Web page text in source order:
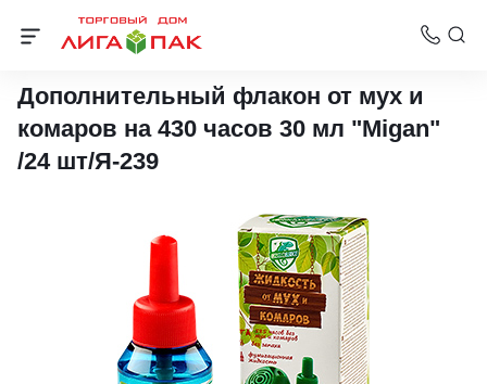
Средства от комаров и насекомых (дезинсекция)
Дополнительный флакон от мух и
комаров на 430 часов 30 мл "Migan"
/24 шт/Я-239